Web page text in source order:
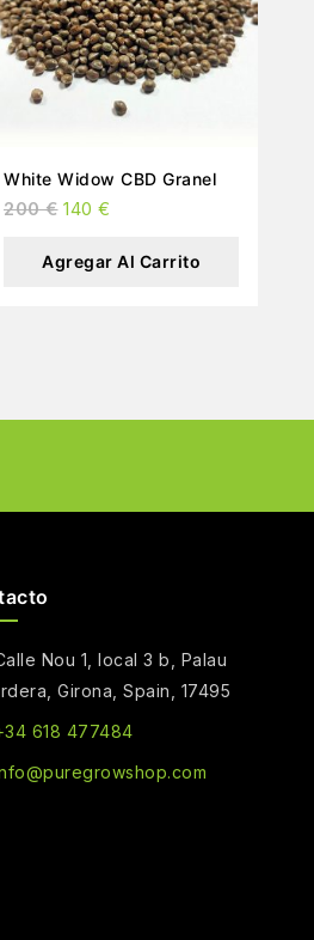
White Widow CBD Granel
200€ 140 €
Agregar Al Carrito
Nou 1, local 3 b, Palau
Girona, Spain, 17495
618 477484